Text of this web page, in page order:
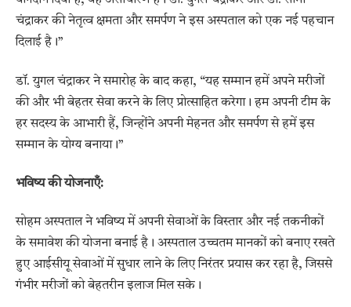
चंद्राकर की नेतृत्व क्षमता और समर्पण ने इस अस्पताल को एक नई पहचान
दिलाई है।”
डॉ. युगल चंद्राकर ने समारोह के बाद कहा, “यह सम्मान हमें अपने मरीजों
की और भी बेहतर सेवा करने के लिए प्रोत्साहित करेगा। हम अपनी टीम के
हर सदस्य के आभारी हैं, जिन्होंने अपनी मेहनत और समर्पण से हमें इस
सम्मान के योग्य बनाया।”
भविष्य की योजनाएँ:
सोहम अस्पताल ने भविष्य में अपनी सेवाओं के विस्तार और नई तकनीकों
के समावेश की योजना बनाई है। अस्पताल उच्चतम मानकों को बनाए रखते
हुए आईसीयू सेवाओं में सुधार लाने के लिए निरंतर प्रयास कर रहा है, जिससे
गंभीर मरीजों को बेहतरीन इलाज मिल सके।